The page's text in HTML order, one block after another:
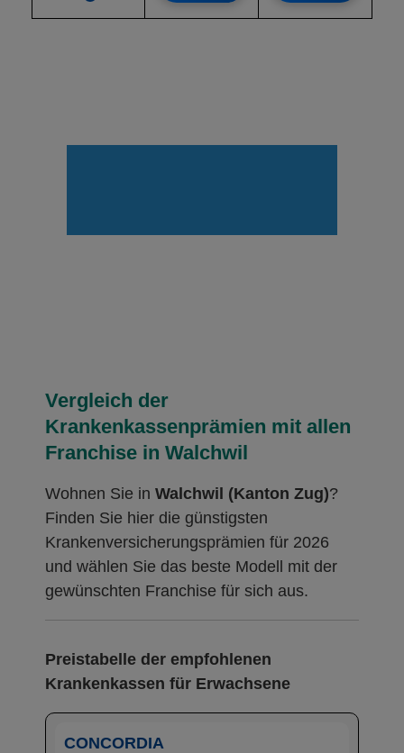
Vergleich der
Krankenkassenprämien mit allen
Franchise in Walchwil
Wohnen Sie in Walchwil (Kanton Zug)?
Finden Sie hier die günstigsten
Krankenversicherungsprämien für 2026
und wählen Sie das beste Modell mit der
gewünschten Franchise für sich aus.
Preistabelle der empfohlenen
Krankenkassen für Erwachsene
CONCORDIA